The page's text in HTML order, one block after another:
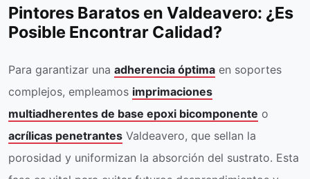
Pintores Baratos en Valdeavero: ¿Es
Posible Encontrar Calidad?
Para garantizar una adherencia óptima en soportes
complejos, empleamos imprimaciones
multiadherentes de base epoxi bicomponente o
acrílicas penetrantes Valdeavero, que sellan la
porosidad y uniformizan la absorción del sustrato. Esta